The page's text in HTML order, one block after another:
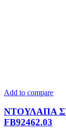
Add to compare
ΝΤΟΥΛΑΠΑ
FB92462.03